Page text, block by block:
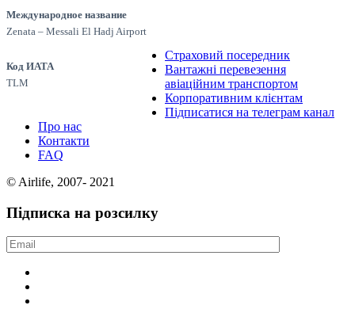
Международное название
Zenata – Messali El Hadj Airport
Код ИАТА
TLM
Страховий посередник
Вантажні перевезення
авіаційним транспортом
Корпоративним клієнтам
Підписатися на телеграм канал
Про нас
Контакти
FAQ
© Airlife, 2007- 2021
Підписка на розсилку